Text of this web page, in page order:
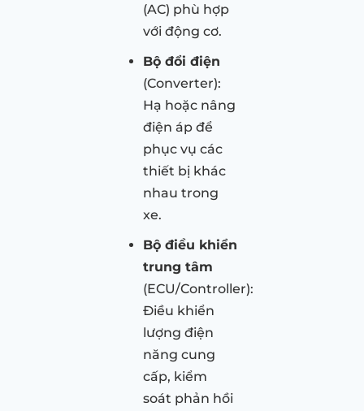
(AC) phù hợp
với động cơ.
Bộ đổi điện
(Converter):
Hạ hoặc nâng
điện áp để
phục vụ các
thiết bị khác
nhau trong
xe.
Bộ điều khiển
trung tâm
(ECU/Controller):
Điều khiển
lượng điện
năng cung
cấp, kiểm
soát phản hồi